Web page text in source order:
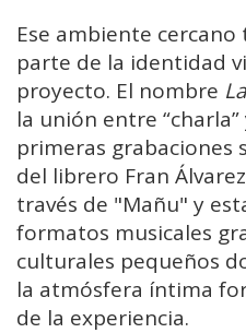
Ese ambiente
parte de la identidad
proyecto. El nombre
la unión entre
primeras grabaciones
del librero Fran
través de "Mañu" y
formatos musicales
culturales pequeños
la atmósfera íntima
de la experiencia.